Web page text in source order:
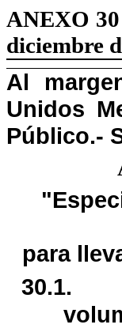
ANEXO
diciembre
Al
Unidos
Público.-
"
para
30.1.